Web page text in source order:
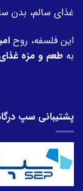
غذای سالم، بدن
این فلسفه، روح
به طعم و مزه
پشتیبانی سپ